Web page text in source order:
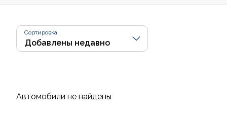
Сортировка
Автомобили не найдены